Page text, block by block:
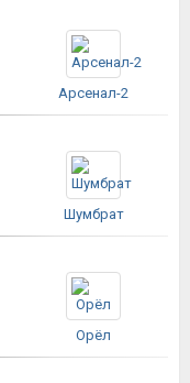
Арсенал-2
Шумбрат
Орёл